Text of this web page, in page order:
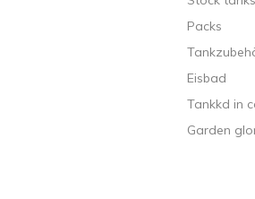
Packs
Eisbad
Tankkd in
Garden